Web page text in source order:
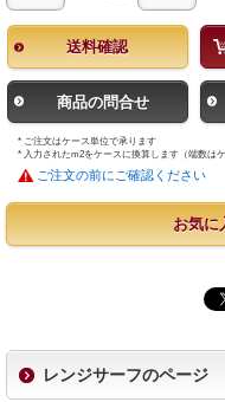
送料確認
商品の問合せ
* ご注文はケース単位で承ります
* 入力されたm2をケースに換算します（端数は
ご注文の前にご確認ください
お気に
レンジサーフのページ